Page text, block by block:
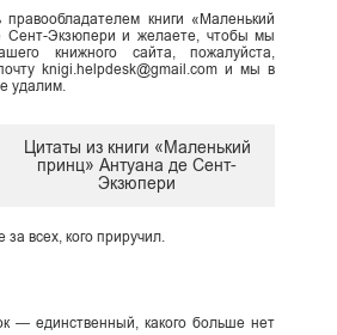
книги «Маленький
Сент-Экзюпери и желаете, чтобы мы
книжного сайта, пожалуйста,
knigi.helpdesk@gmail.com и мы в
удалим.
Цитаты из книги «Маленький
принц» Антуана де Сент-
Экзюпери
за всех, кого приручил.
— единственный, какого больше нет